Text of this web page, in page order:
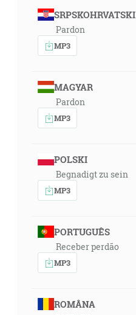
SRPSKOHRVATSKI
Pardon
MP3
MAGYAR
Pardon
MP3
POLSKI
Begnadigt zu sein
MP3
PORTUGUÊS
Receber perdão
MP3
ROMÂNA